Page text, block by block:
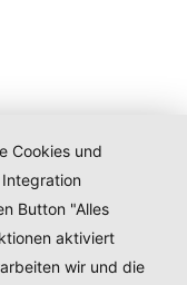
Cookies und
Button "Alles
aktiviert
wir und die